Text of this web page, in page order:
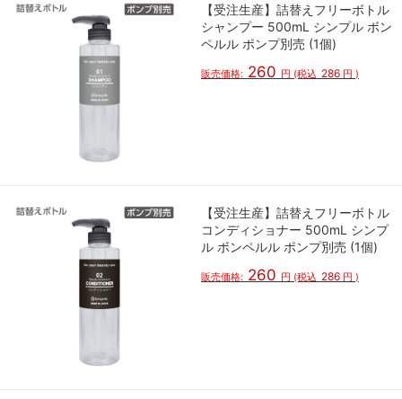
【受注生産】詰替えフリーボトル
シャンプー 500mL シンプル ボン
ペルル ポンプ別売 (1個)
販売価格: 260 円 (税込 286 円 )
【受注生産】詰替えフリーボトル
コンディショナー 500mL シンプ
ル ボンペルル ポンプ別売 (1個)
販売価格: 260 円 (税込 286 円 )